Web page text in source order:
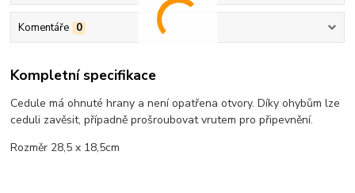
Komentáře 0
Kompletní specifikace
Cedule má ohnuté hrany a není opatřena otvory. Díky ohybům lze
ceduli zavěsit, případně prošroubovat vrutem pro připevnění.
Rozměr 28,5 x 18,5cm